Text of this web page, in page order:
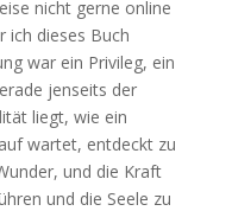
nicht gerne online
ich dieses Buch
war ein Privileg, ein
jenseits der
liegt, wie ein
wartet, entdeckt zu
und die Kraft
und die Seele zu